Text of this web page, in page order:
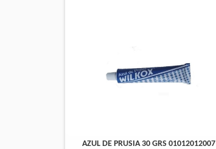
AZUL DE PRUSIA 30 GRS 01012012007